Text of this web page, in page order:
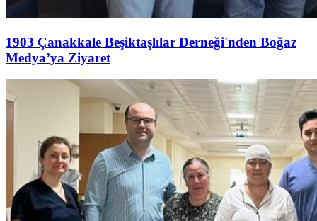
1903 Çanakkale Beşiktaşlılar Derneği'nden Boğaz
Medya’ya Ziyaret